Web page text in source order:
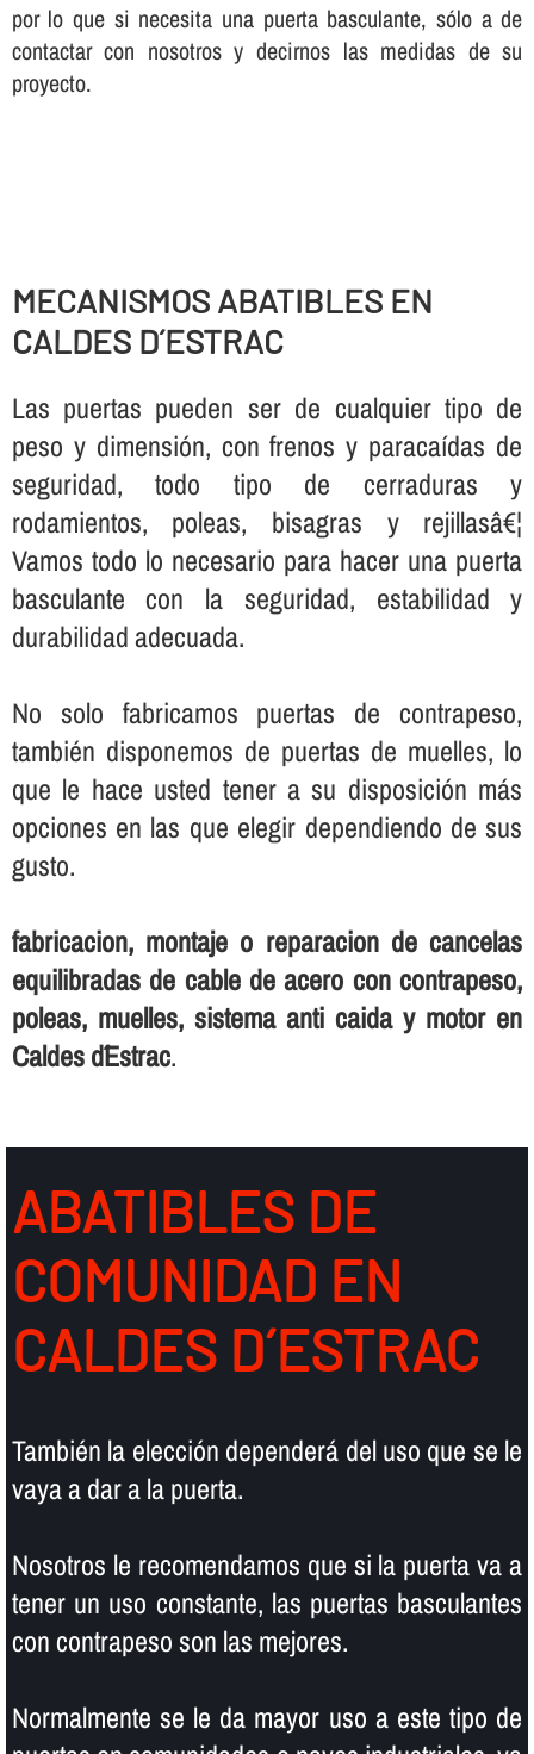
por lo que si necesita una puerta basculante, sólo a de
contactar con nosotros y decirnos las medidas de su
proyecto.
MECANISMOS ABATIBLES EN
CALDES D´ESTRAC
Las puertas pueden ser de cualquier tipo de
peso y dimensión, con frenos y paracaí­das de
seguridad, todo tipo de cerraduras y
rodamientos, poleas, bisagras y rejillasâ€¦
Vamos todo lo necesario para hacer una puerta
basculante con la seguridad, estabilidad y
durabilidad adecuada.
No solo fabricamos puertas de contrapeso,
también disponemos de puertas de muelles, lo
que le hace usted tener a su disposición más
opciones en las que elegir dependiendo de sus
gusto.
fabricacion, montaje o reparacion de cancelas
equilibradas de cable de acero con contrapeso,
poleas, muelles, sistema anti caida y motor en
Caldes d´Estrac.
ABATIBLES DE
COMUNIDAD EN
CALDES D´ESTRAC
También la elección dependerá del uso que se le
vaya a dar a la puerta.
Nosotros le recomendamos que si la puerta va a
tener un uso constante, las puertas basculantes
con contrapeso son las mejores.
Normalmente se le da mayor uso a este tipo de